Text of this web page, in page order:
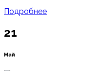
Подробнее
21
Май